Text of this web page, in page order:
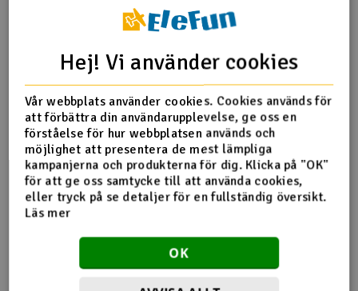
Scooter & elfordon
Smarthem, lek och hobby
Solenergi
Verktyg, utrustning och tillbehör
Presentkort
Produktinformation
85252 Navhållare (höger / vänster)
Fler detaljer
Produkten är
Reservdelar HPI
Del av PartFinder
HPI Monster King Big Kahuna Ford
Bronco 4400
Hej! Vi använder cookies
Vår webbplats använder cookies. Cookies används för
att förbättra din användarupplevelse, ge oss en
förståelse för hur webbplatsen används och
möjlighet att presentera de mest lämpliga
kampanjerna och produkterna för dig. Klicka på "OK"
för att ge oss samtycke till att använda cookies,
eller tryck på se detaljer för en fullständig översikt.
Läs mer
OK